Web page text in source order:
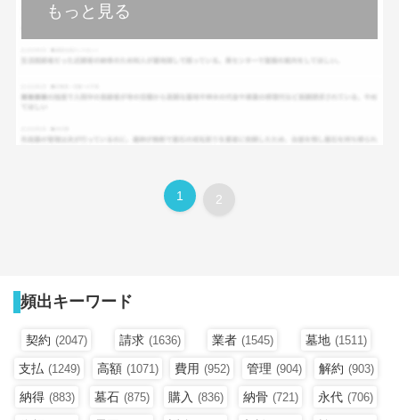
もっと見る
1 2
頻出キーワード
契約 (2047) 請求 (1636) 業者 (1545) 墓地 (1511)
支払 (1249) 高額 (1071) 費用 (952) 管理 (904) 解約 (903)
納得 (883) 墓石 (875) 購入 (836) 納骨 (721) 永代 (706)